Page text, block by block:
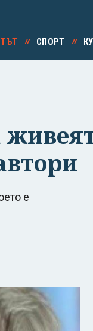
СПОРТ
е